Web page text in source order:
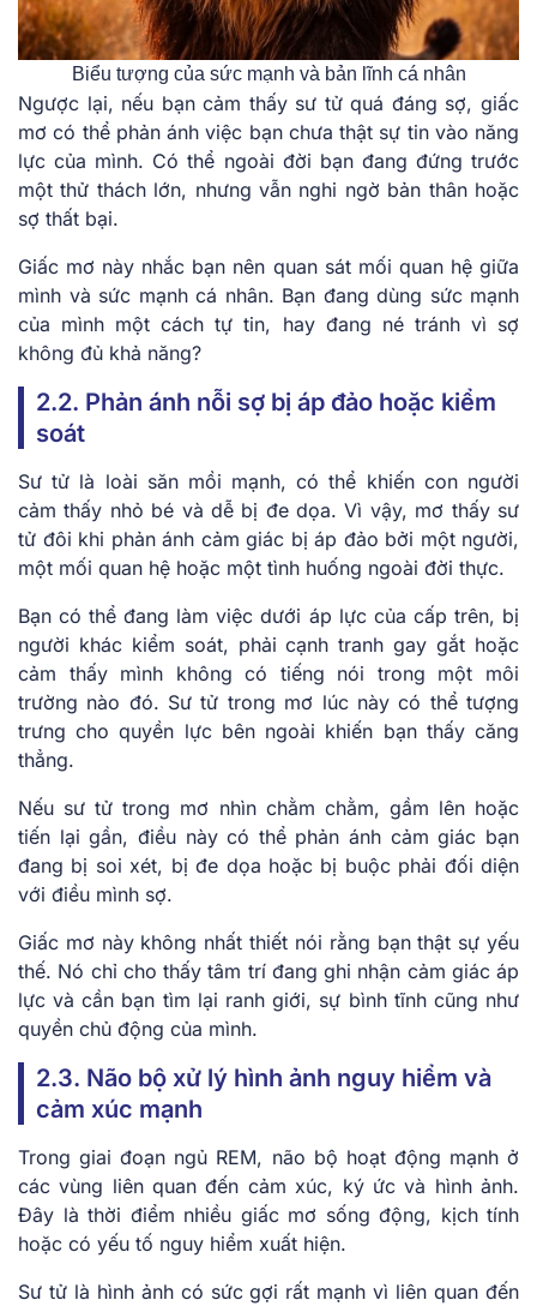
Biểu tượng của sức mạnh và bản lĩnh cá nhân
Ngược lại, nếu bạn cảm thấy sư tử quá đáng sợ, giấc
mơ có thể phản ánh việc bạn chưa thật sự tin vào năng
lực của mình. Có thể ngoài đời bạn đang đứng trước
một thử thách lớn, nhưng vẫn nghi ngờ bản thân hoặc
sợ thất bại.
Giấc mơ này nhắc bạn nên quan sát mối quan hệ giữa
mình và sức mạnh cá nhân. Bạn đang dùng sức mạnh
của mình một cách tự tin, hay đang né tránh vì sợ
không đủ khả năng?
2.2. Phản ánh nỗi sợ bị áp đảo hoặc kiểm
soát
Sư tử là loài săn mồi mạnh, có thể khiến con người
cảm thấy nhỏ bé và dễ bị đe dọa. Vì vậy, mơ thấy sư
tử đôi khi phản ánh cảm giác bị áp đảo bởi một người,
một mối quan hệ hoặc một tình huống ngoài đời thực.
Bạn có thể đang làm việc dưới áp lực của cấp trên, bị
người khác kiểm soát, phải cạnh tranh gay gắt hoặc
cảm thấy mình không có tiếng nói trong một môi
trường nào đó. Sư tử trong mơ lúc này có thể tượng
trưng cho quyền lực bên ngoài khiến bạn thấy căng
thẳng.
Nếu sư tử trong mơ nhìn chằm chằm, gầm lên hoặc
tiến lại gần, điều này có thể phản ánh cảm giác bạn
đang bị soi xét, bị đe dọa hoặc bị buộc phải đối diện
với điều mình sợ.
Giấc mơ này không nhất thiết nói rằng bạn thật sự yếu
thế. Nó chỉ cho thấy tâm trí đang ghi nhận cảm giác áp
lực và cần bạn tìm lại ranh giới, sự bình tĩnh cũng như
quyền chủ động của mình.
2.3. Não bộ xử lý hình ảnh nguy hiểm và
cảm xúc mạnh
Trong giai đoạn ngủ REM, não bộ hoạt động mạnh ở
các vùng liên quan đến cảm xúc, ký ức và hình ảnh.
Đây là thời điểm nhiều giấc mơ sống động, kịch tính
hoặc có yếu tố nguy hiểm xuất hiện.
Sư tử là hình ảnh có sức gợi rất mạnh vì liên quan đến